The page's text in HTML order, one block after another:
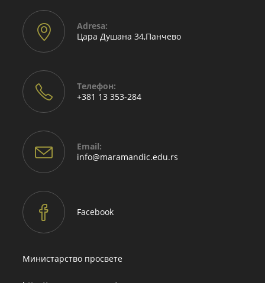
Adresа:
Цара Душана 34,Панчево
Телефон:
+381 13 353-284
Email:
info@maramandic.edu.rs
Facebook
Министарство просвете